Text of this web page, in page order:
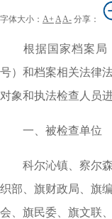
字体大小： A+ AA- 分享：
根据国家档案局
号）和档案相关法律
对象和执法检查人员
一、被检查单位
科尔沁镇、察尔
织部、旗财政局、旗
会、旗民委、旗文联